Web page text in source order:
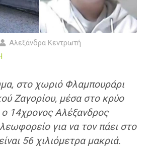
Αλεξάνδρα Κεντρωτή
στο χωριό Φλαμπουράρι
Ζαγορίου, μέσα στο κρύο
ο 14χρονος Αλέξανδρος
για να τον πάει στο
56 χιλιόμετρα μακριά.